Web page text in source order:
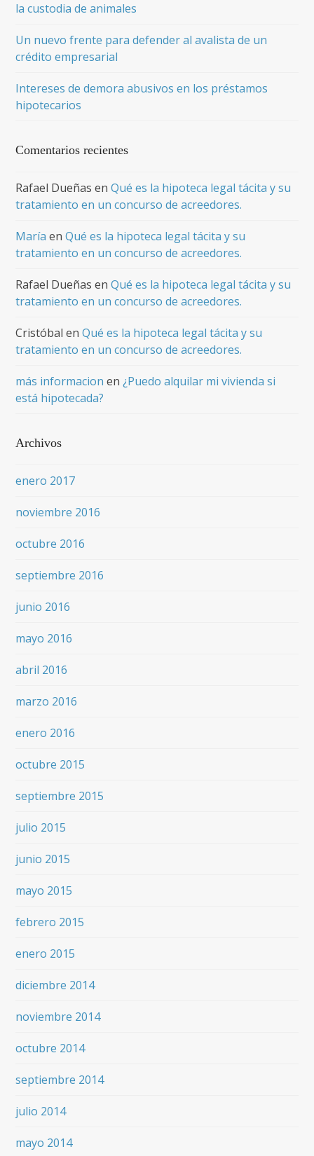
la custodia de animales
Un nuevo frente para defender al avalista de un
crédito empresarial
Intereses de demora abusivos en los préstamos
hipotecarios
Comentarios recientes
Rafael Dueñas enQué es la hipoteca legal tácita y su
tratamiento en un concurso de acreedores.
María enQué es la hipoteca legal tácita y su
tratamiento en un concurso de acreedores.
Rafael Dueñas enQué es la hipoteca legal tácita y su
tratamiento en un concurso de acreedores.
Cristóbal enQué es la hipoteca legal tácita y su
tratamiento en un concurso de acreedores.
más informacion en¿Puedo alquilar mi vivienda si
está hipotecada?
Archivos
enero 2017
noviembre 2016
octubre 2016
septiembre 2016
junio 2016
mayo 2016
abril 2016
marzo 2016
enero 2016
octubre 2015
septiembre 2015
julio 2015
junio 2015
mayo 2015
febrero 2015
enero 2015
diciembre 2014
noviembre 2014
octubre 2014
septiembre 2014
julio 2014
mayo 2014